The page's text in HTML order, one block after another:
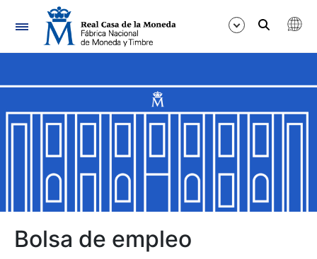
Navegación
Mostrar/Ocultar
Mostrar/Ocultar
Mostrar/Ocultar
Bolsa de empleo